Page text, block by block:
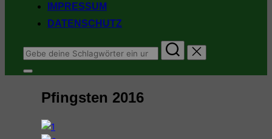
IMPRESSUM
DATENSCHUTZ
Suchen
nach:
Seitenleiste
Navigation
umschalten
Pfingsten 2016